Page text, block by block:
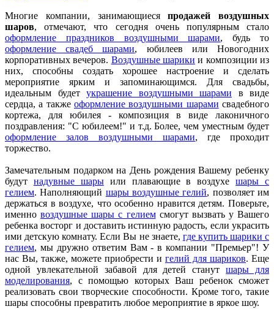
Многие компании, занимающиесяпродажей воздушных
шаров, отмечают, что сегодня очень популярным стало
оформление праздников воздушными шарами, будь то
оформление свадеб шарами, юбилеев или Новогодних
корпоративных вечеров. Воздушные шарики и композиции из
них, способны создать хорошее настроение и сделать
мероприятие ярким и запоминающимся. Для свадьбы,
идеальным будет украшение воздушными шарами в виде
сердца, а также оформление воздушными шарами свадебного
кортежа, для юбилея - композиция в виде лаконичного
поздравления: "С юбилеем!" и т.д. Более, чем уместным будет
оформление залов воздушными шарами, где проходит
торжество.
Замечательным подарком на День рождения Вашему ребенку
будут надувные шарыили плавающие в воздухешары с
гелием. Наполняющий шары воздушные гелий, позволяет им
держаться в воздухе, что особенно нравится детям. Поверьте,
именновоздушные шары с гелиемсмогут вызвать у Вашего
ребенка восторг и доставить истинную радость, если украсить
ими детскую комнату. Если Вы не знаете, где купить шарики с
гелием, мы дружно ответим Вам - в компании "Премьер"! У
нас Вы, также, можете приобрести и гелий для шариков. Еще
одной увлекательной забавой для детей станутшары для
моделирования, с помощью которых Ваш ребенок сможет
реализовать свои творческие способности. Кроме того, такие
шары способны превратить любое мероприятие в яркое шоу.